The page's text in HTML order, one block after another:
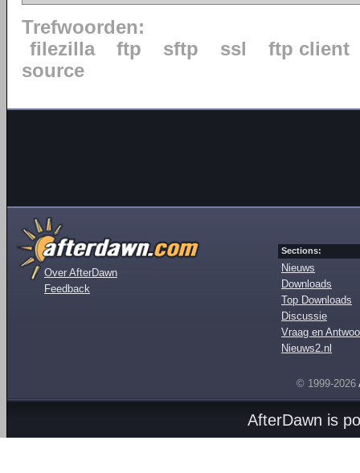
Trefwoorden:
filezilla
ftp sftp ssl
ftp client
source
Over AfterDawn
Feedback
Sections:
Nieuws
Downloads
Top Downloads
Discussie
Vraag en
Nieuws2.nl
© 1999-2026
AfterDawn is